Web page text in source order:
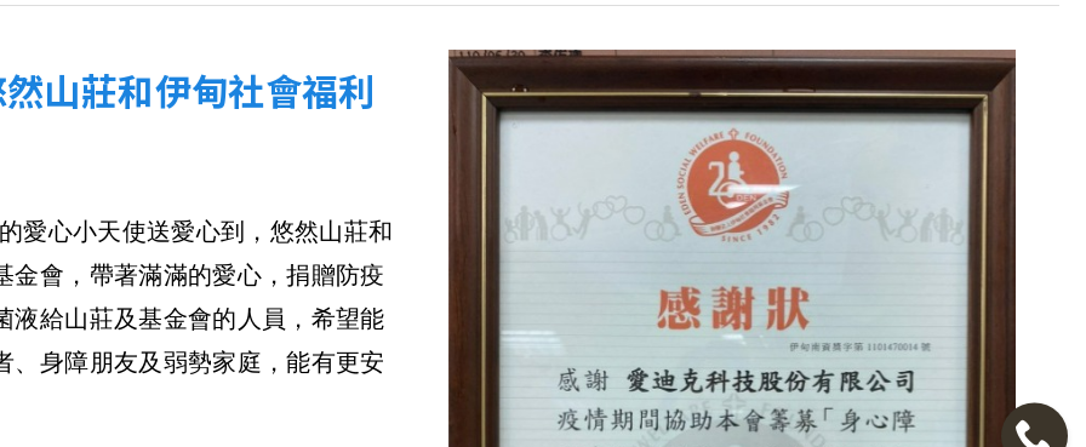
山莊和伊甸社會福利
愛心小天使送愛心到，悠然山莊和
金會，帶著滿滿的愛心，捐贈防疫
液給山莊及基金會的人員，希望能
、身障朋友及弱勢家庭，能有更安